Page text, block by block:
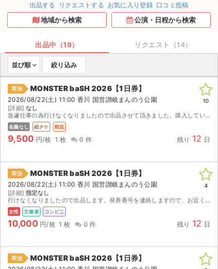
都道府県からチケットを探す
もうすぐ開催のチケット
チケットのリクエスト一覧
取扱チケット
ライブ・コンサート（国内）
ライブ・コンサート（海外）
イベント
演劇・ミュージカル
ご利用ガイド
ご利用ガイド
手数料・お支払い方法
AIに質問する
出品する リクエストする お気に入り登録 口コミ投稿
地域から検索 公演・日程から検索
出品中（19） リクエスト（14）
並び順 絞り込み
即決 MONSTER baSH 2026【1日券】
2026/08/22(土) 11:00 香川 国営讃岐まんのう公園
[詳細] なし
急遽仕事の為行けなくなりましたので出品させて頂きました。購入していただける方を探しています
名義なし 紙チケ 郵送
9,500 円/枚 1 枚 0 件 残り 12 日
10
即決 MONSTER baSH 2026【1日券】
2026/08/22(土) 11:00 香川 国営讃岐まんのう公園
[詳細] 指定なし
行けなくなりましたので出品します。発券番号を連絡しますので、お近くのセブンイレブンで発券して下さい。
女性 主催者 コンビニ
10,000 円/枚 1 枚 0 件 残り 12 日
4
即決 MONSTER baSH 2026【1日券】